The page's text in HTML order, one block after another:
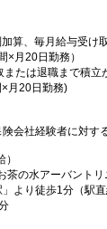
算、毎月給与受け
×月20日勤務）
たは退職まで積立
×月20日勤務)
会社経験者に対す
の水アーバントリ
より徒歩1分（駅直